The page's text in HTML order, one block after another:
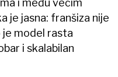
i među većim
je jasna: franšiza nije
je model rasta
i skalabilan